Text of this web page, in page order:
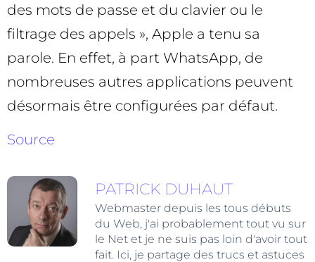
des mots de passe et du clavier ou le
filtrage des appels », Apple a tenu sa
parole. En effet, à part WhatsApp, de
nombreuses autres applications peuvent
désormais être configurées par défaut.
Source
PATRICK DUHAUT
Webmaster depuis les tous débuts
du Web, j'ai probablement tout vu sur
le Net et je ne suis pas loin d'avoir tout
fait. Ici, je partage des trucs et astuces